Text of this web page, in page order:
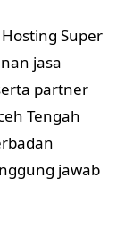
Super
jasa
partner
Tengah
jawab